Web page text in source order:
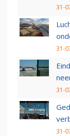
31-
31-
31-
31-